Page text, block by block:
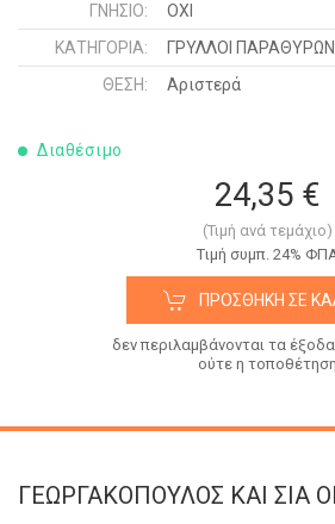
ΓΝΉΣΙΟ:
ΟΧΙ
ΚΑΤΗΓΟΡΊΑ:
ΓΡΥΛΛΟΙ
ΘΈΣΗ:
Αριστερά
Διαθέσιμο
24,35 €
(Τιμή ανά τεμάχιο)
Tιμή συμπ. 24%
ΠΡΟΣΘΉΚΗ ΣΕ
δεν περιλαμβάνονται τα
ούτε η τοποθέτηση
ΓΕΩΡΓΑΚΟΠΟΥΛΟΣ KAI ΣΙΑ